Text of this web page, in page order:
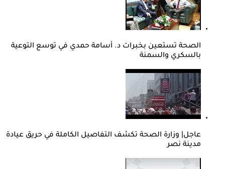
الصحة تستعين بخبرات د. أسامة حمدي في توسع التوعية
بالسكري والسمنة
عاجل| وزارة الصحة تكشف التفاصيل الكاملة في حريق عيادة
مدينة نصر